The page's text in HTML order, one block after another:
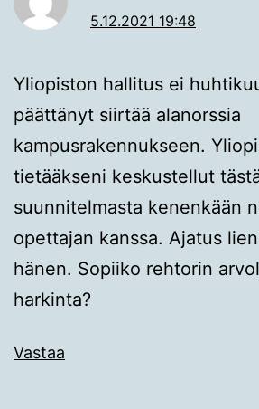
5.12.2021 19:48
Yliopiston hallitus ei
päättänyt siirtää alanorssia
kampusrakennukseen.
tietääkseni keskustellut
suunnitelmasta kenenkään
opettajan kanssa. Ajatus
hänen. Sopiiko rehtorin
harkinta?
Vastaa